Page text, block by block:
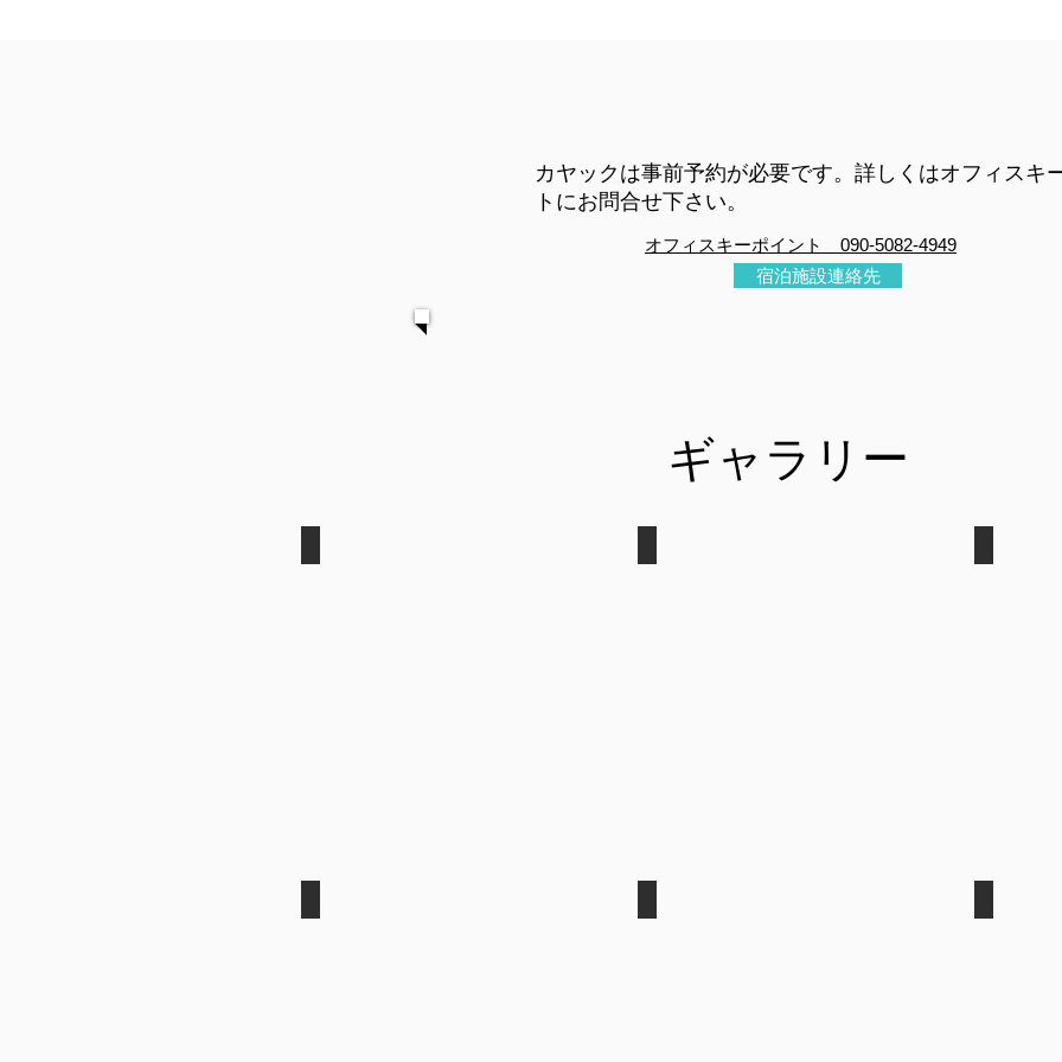
カヤックは事前予約が必要です。詳しくはオフィスキ
トにお問合せ下さい。
オフィスキーポイント 090-5082-4949​
宿泊施設連絡先
​ギャラリー